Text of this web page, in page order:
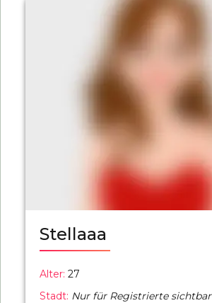
Stellaaa
Alter: 27
Stadt: Nur für Registrierte sichtbar